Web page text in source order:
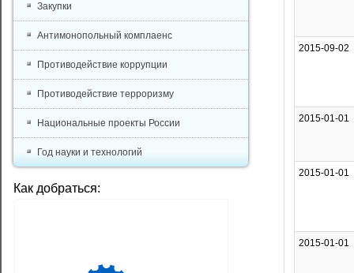
2015-09-02
2015-01-01
2015-01-01
2015-01-01
Закупки
Антимонопольный комплаенс
Противодействие коррупции
Противодействие терроризму
Национальные проекты России
Год науки и технологий
Как добраться: